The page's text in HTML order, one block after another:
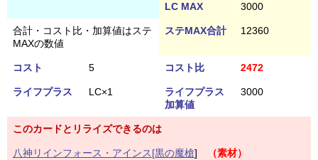
LC MAX 3000
合計・コスト比・加算値はステ
MAXの数値
ステMAX合計 12360
コスト 5 コスト比 2472
ライフプラス LC×1
ライフプラス
加算値
3000
このカードとリライズできるのは
八神リインフォース・アインス[黒の魔槍] （素材）